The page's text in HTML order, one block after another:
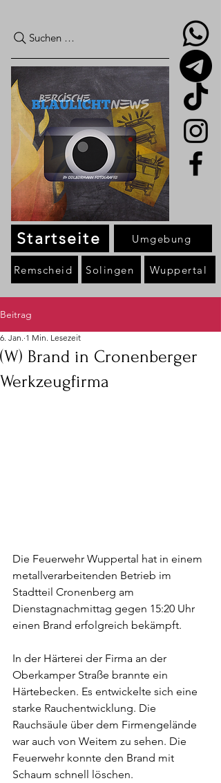
Suchen …
Startseite
Remscheid Solingen Wuppertal
Umgebung
Beitrag
(W) Brand in Cronenberger
Werkzeugfirma
6. Jan. 1 Min. Lesezeit
Die Feuerwehr Wuppertal hat in einem
metallverarbeitenden Betrieb im
Stadtteil Cronenberg am
Dienstagnachmittag gegen 15:20 Uhr
einen Brand erfolgreich bekämpft.
In der Härterei der Firma an der
Oberkamper Straße brannte ein
Härtebecken. Es entwickelte sich eine
starke Rauchentwicklung. Die
Rauchsäule über dem Firmengelände
war auch von Weitem zu sehen. Die
Feuerwehr konnte den Brand mit
Schaum schnell löschen.